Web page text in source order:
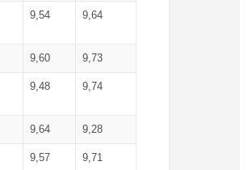
9,54 9,64
9,60 9,73
9,48 9,74
9,64 9,28
9,57 9,71